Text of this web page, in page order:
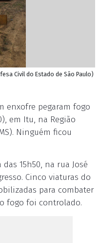
Civil do Estado de São Paulo)
enxofre pegaram fogo
em Itu, na Região
Ninguém ficou
15h50, na rua José
Cinco viaturas do
para combater
fogo foi controlado.